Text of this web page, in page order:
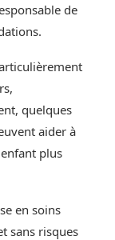
de
quelques
aider à
plus
en soins
sans risques